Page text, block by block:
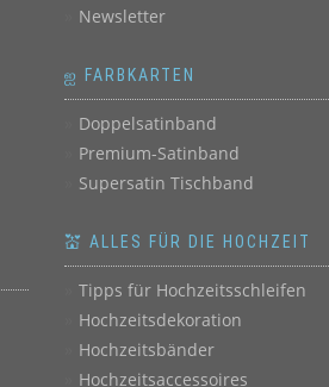
Newsletter
ஐ FARBKARTEN
Doppelsatinband
Premium-Satinband
Supersatin Tischband
💒 ALLES FÜR DIE HOCHZEIT
Tipps für Hochzeitsschleifen
Hochzeitsdekoration
Hochzeitsbänder
Hochzeitsaccessoires